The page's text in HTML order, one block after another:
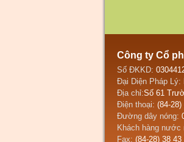
Công ty Cổ
Số ĐKKD:
Đại Diện Pháp Lý:
Địa chỉ:Số 61
Điện thoại: (84-
Đường dây nóng:
Khách hàng nước
Fax: (84-28) 38 43